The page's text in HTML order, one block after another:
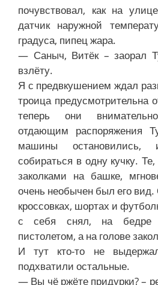
почувствовал, как на
датчик наружной
градуса, пипец жара.
— Саныч, Витёк – заорал
взлёту.
Я с предвкушением ждал
троица предусмотрительна
теперь они
отдающим распоряжения
машины
собираться в одну кучку.
заколками на башке,
очень необычен был его вид.
кроссовках, шортах и
с себя снял, на бедре
пистолетом, а на голове
И тут кто-то не
подхватили остальные.
— Вы чё ржёте придурки? –